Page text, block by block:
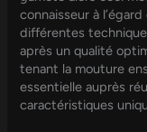
connaisseur à
différentes
après un qualité
tenant la mouture
essentielle auprès
caractéristiques